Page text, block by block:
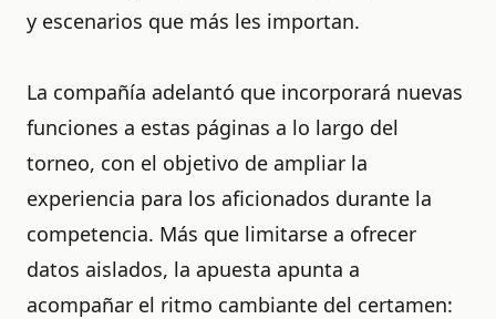
y escenarios que más les importan.
La compañía adelantó que incorporará nuevas
funciones a estas páginas a lo largo del
torneo, con el objetivo de ampliar la
experiencia para los aficionados durante la
competencia. Más que limitarse a ofrecer
datos aislados, la apuesta apunta a
acompañar el ritmo cambiante del certamen: